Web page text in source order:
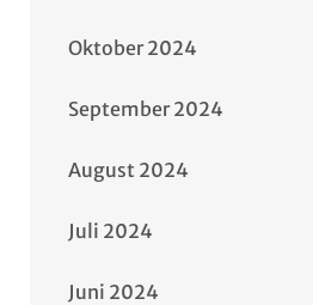
Oktober 2024
September 2024
August 2024
Juli 2024
Juni 2024